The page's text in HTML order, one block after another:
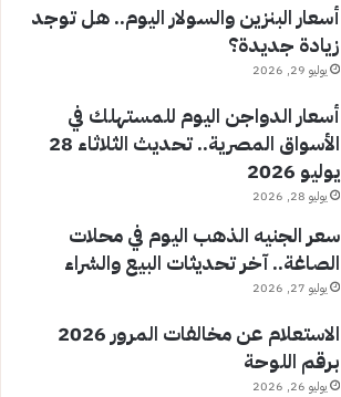
أسعار البنزين والسولار اليوم.. هل توجد
زيادة جديدة؟
يوليو 29, 2026
أسعار الدواجن اليوم للمستهلك في
الأسواق المصرية.. تحديث الثلاثاء 28
يوليو 2026
يوليو 28, 2026
سعر الجنيه الذهب اليوم في محلات
الصاغة.. آخر تحديثات البيع والشراء
يوليو 27, 2026
الاستعلام عن مخالفات المرور 2026
برقم اللوحة
يوليو 26, 2026